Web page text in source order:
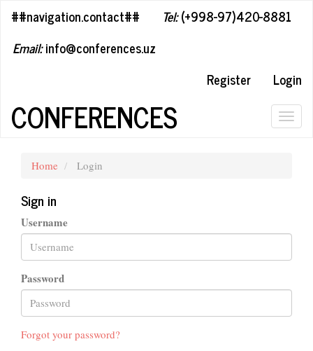
##plugins.themes.bootstrap3.accessible_menu.sidebar##
##navigation.contact## Tel:(+998-97)420-8881
Email:info@conferences.uz
Register
Login
CONFERENCES
Home Login
Sign in
Username
Password
Forgot your password?